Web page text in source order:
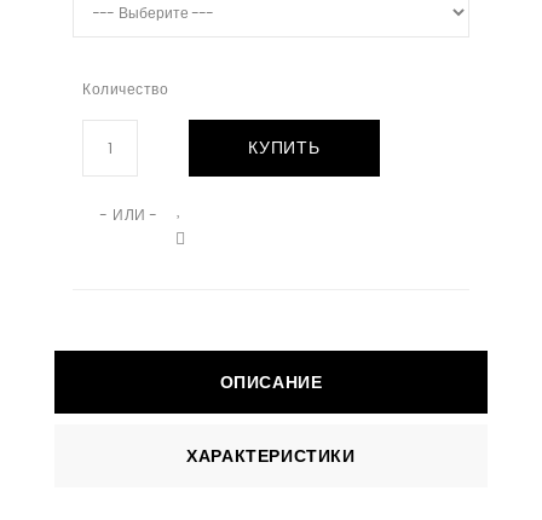
Количество
КУПИТЬ
- ИЛИ -
ОПИСАНИЕ
ХАРАКТЕРИСТИКИ